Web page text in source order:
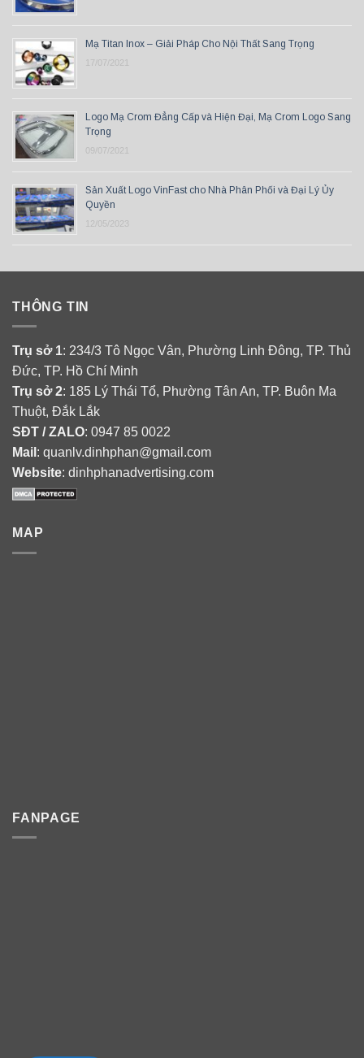
Mạ Titan Inox – Giải Pháp Cho Nội Thất Sang Trọng
17/07/2021
Logo Mạ Crom Đẳng Cấp và Hiện Đại, Mạ Crom Logo Sang
Trọng
09/07/2021
Sản Xuất Logo VinFast cho Nhà Phân Phối và Đại Lý Ủy
Quyền
12/05/2023
THÔNG TIN
Trụ sở 1: 234/3 Tô Ngọc Vân, Phường Linh Đông, TP. Thủ
Đức, TP. Hồ Chí Minh
Trụ sở 2: 185 Lý Thái Tổ, Phường Tân An, TP. Buôn Ma
Thuột, Đắk Lắk
SĐT / ZALO: 0947 85 0022
Mail : quanlv.dinhphan@gmail.com
Website: dinhphanadvertising.com
MAP
FANPAGE